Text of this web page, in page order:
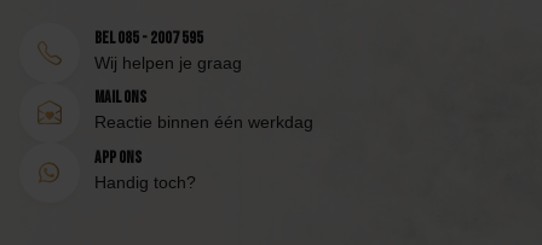
Bel 085 - 2007 595
Wij helpen je graag
Mail ons
Reactie binnen één werkdag
App ons
Handig toch?